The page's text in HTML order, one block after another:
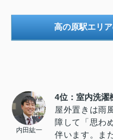
高の原駅エリ
内田紘一
4位：室内洗濯
屋外置きは雨
障して「思わ
伴います。ま